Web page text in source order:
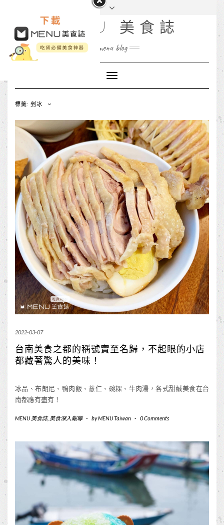
MENU 美食誌
menu blog
Toggle
Navigation
標籤: 剉冰
2022-03-07
台南美食之都的稱號實至名歸，不起眼的小店
都藏著驚人的美味！
冰品、布朗尼、鴨肉飯、薏仁、碗粿、牛肉湯，各式甜鹹美食在台
南都應有盡有！
MENU 美食誌, 美食深入報導 - byMENU Taiwan - 0 Comments